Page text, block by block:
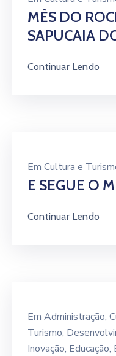
MÊS DO
SAPUCAIA
Continuar Lendo
Em Cultura e
E SEGUE O
Continuar Lendo
Em Administração‚
Turismo‚
Inovação‚ Educação‚